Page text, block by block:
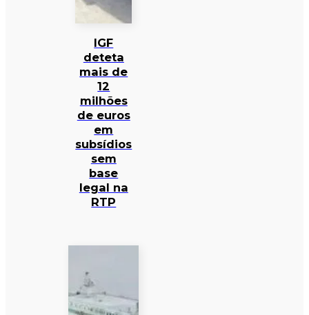
IGF
deteta
mais de
12
milhões
de euros
em
subsídios
sem
base
legal na
RTP